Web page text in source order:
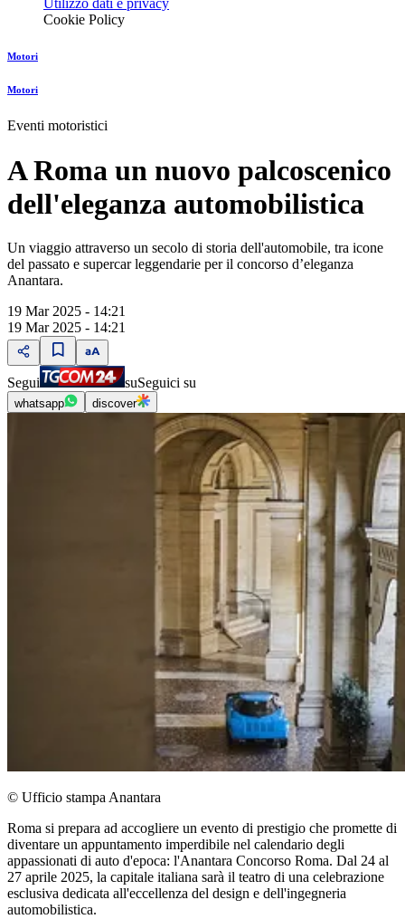
Utilizzo dati e privacy
Cookie Policy
Motori
Motori
Eventi motoristici
A Roma un nuovo palcoscenico
dell'eleganza automobilistica
Un viaggio attraverso un secolo di storia dell'automobile, tra icone
del passato e supercar leggendarie per il concorso d’eleganza
Anantara.
19 Mar 2025 - 14:21
19 Mar 2025 - 14:21
Segui suSeguici su
whatsapp discover
© Ufficio stampa Anantara
Roma si prepara ad accogliere un evento di prestigio che promette di
diventare un appuntamento imperdibile nel calendario degli
appassionati di auto d'epoca: l'Anantara Concorso Roma. Dal 24 al
27 aprile 2025, la capitale italiana sarà il teatro di una celebrazione
esclusiva dedicata all'eccellenza del design e dell'ingegneria
automobilistica.